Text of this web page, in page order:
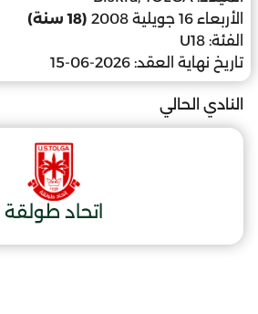
الأربعاء 16 جويلية 2008
(18 سنة)
الفئة: U18
تاريخ نهاية العقد: 2026-06-15
النادي الحالي
اتحاد طولقة